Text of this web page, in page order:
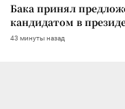
Бака принял
кандидатом в
43 минуты назад